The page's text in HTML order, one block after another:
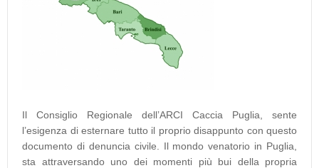
Il Consiglio Regionale dell’ARCI Caccia Puglia, sente
l’esigenza di esternare tutto il proprio disappunto con questo
documento di denuncia civile. Il mondo venatorio in Puglia,
sta attraversando uno dei momenti più bui della propria